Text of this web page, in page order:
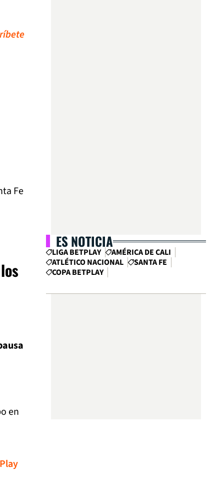
Fe
en
ES NOTICIA
LIGA BETPLAY
AMÉRICA DE CALI
ATLÉTICO NACIONAL
SANTA FE
COPA BETPLAY